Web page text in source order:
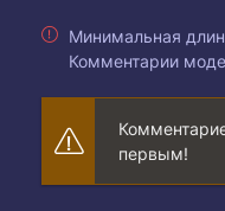
Минимальная
Комментарии
первым!